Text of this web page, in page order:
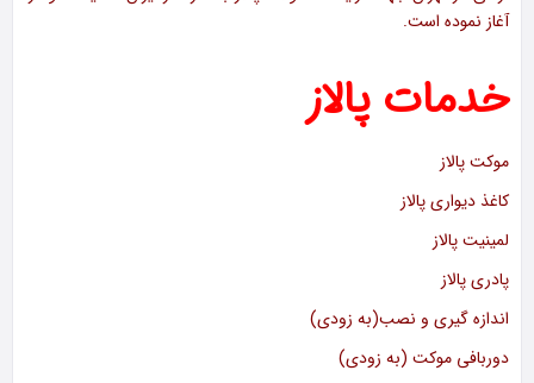
آغاز نموده است.
خدمات پالاز
موکت پالاز
کاغذ دیواری پالاز
لمینیت پالاز
پادری پالاز
اندازه گیری و نصب(به زودی)
دوربافی موکت (به زودی)